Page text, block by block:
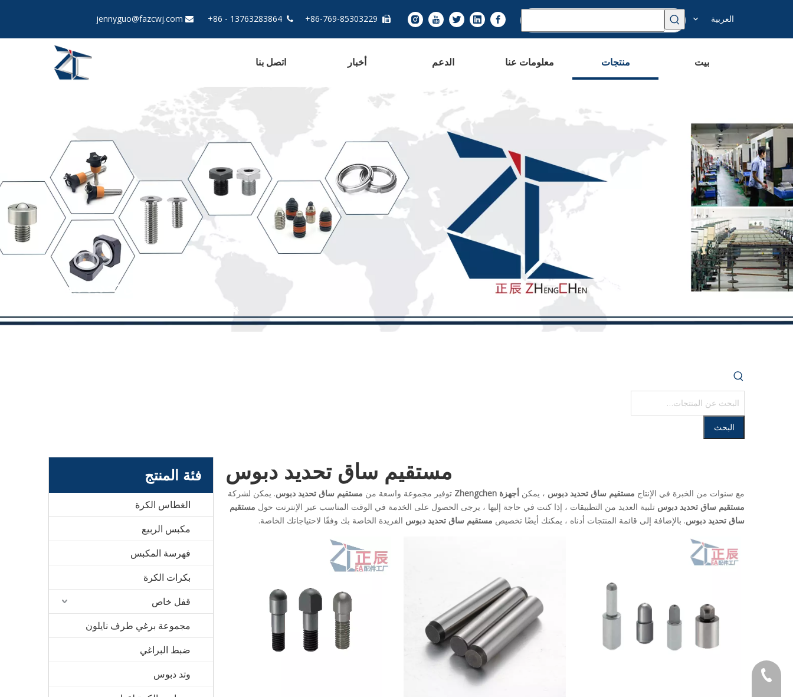



jennyguo@fazcwj.com العربية
بيت منتجات معلومات عنا الدعم أخبار اتصل بنا
مستقيم ساق تحديد دبوس
البحث
فئة المنتج
الغطاس الكرة
مكبس الربيع
فهرسة المكبس
بكرات الكرة
قفل خاص
مجموعة برغي طرف نايلون
ضبط البراغي
وتد دبوس
مستقيم ساق تحديد دبوس
مع سنوات من الخبرة في الإنتاج مستقيم ساق تحديد دبوس ، يمكن أجهزة Zhengchen توفير مجموعة واسعة من مستقيم ساق تحديد دبوس. يمكن لشركة
مستقيم ساق تحديد دبوس تلبية العديد من التطبيقات ، إذا كنت في حاجة إليها ، يرجى الحصول على الخدمة في الوقت المناسب عبر الإنترنت حول مستقيم
ساق تحديد دبوس. بالإضافة إلى قائمة المنتجات أدناه ، يمكنك أيضًا تخصيص مستقيم ساق تحديد دبوس الفريدة الخاصة بك وفقًا لاحتياجاتك الخاصة.
+ 86-769-